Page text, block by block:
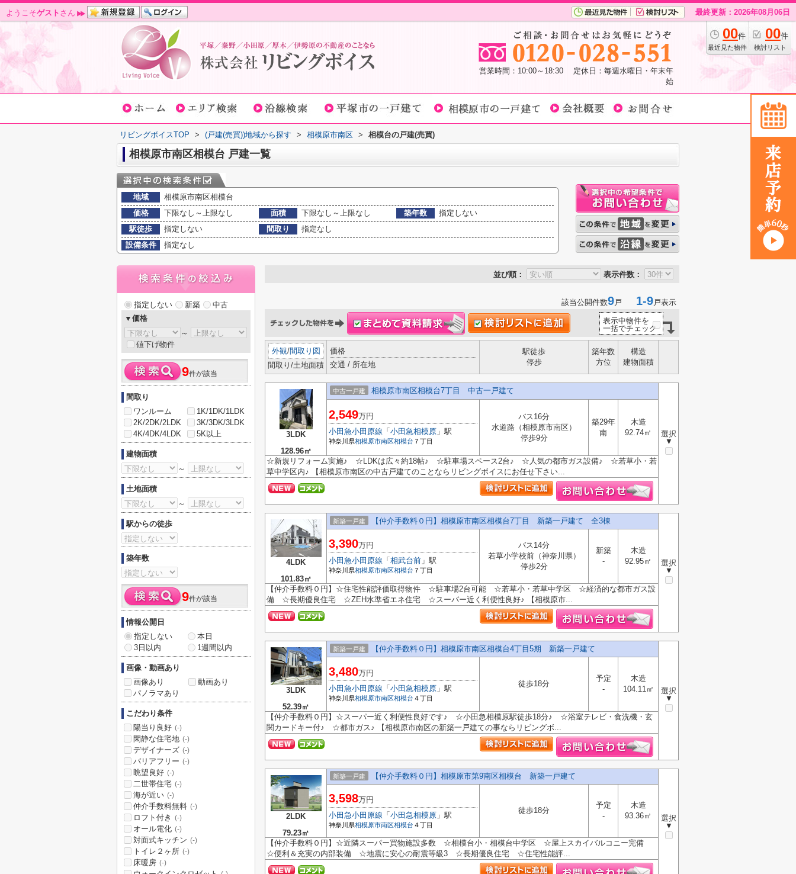
ようこそゲスト さん 最終更新：2026年08月06日
00件
最近見た物件
00件
検討リスト
営業時間：10:00～18:30 定休日：毎週水曜日・年末年
始
リビングボイスTOP > (戸建(売買))地域から探す > 相模原市南区 > 相模台の戸建(売買)
相模原市南区相模台 戸建一覧
地域
相模原市南区相模台
価格
下限なし～上限なし 面積 下限なし～上限なし 築年数
指定しない
駅徒歩
指定しない 間取り
指定なし
設備条件
指定なし
並び順： 表示件数：
該当公開件数9戸 1-9戸表示
表示中物件を
一括でチェック
外観/間取り図
間取り/土地面積
価格
交通 / 所在地
駅徒歩
停歩
築年数
方位
構造
建物面積
3LDK
128.96㎡
中古一戸建 相模原市南区相模台7丁目 中古一戸建て
選択
▼
2,549万円
小田急小田原線 「 小田急相模原 」駅
神奈川県相模原市南区相模台 ７丁目
バス16分
水道路（相模原市南区）
停歩9分
築29年
南
木造
92.74㎡
☆新規リフォーム実施♪ ☆LDKは広々約18帖♪ ☆駐車場スペース2台♪ ☆人気の都市ガス設備♪ ☆若草小・若
草中学区内♪ 【相模原市南区の中古戸建てのことならリビングボイスにお任せ下さい...
4LDK
101.83㎡
新築一戸建 【仲介手数料０円】相模原市南区相模台7丁目 新築一戸建て 全3棟
選択
▼
3,390万円
小田急小田原線 「 相武台前 」駅
神奈川県相模原市南区相模台 ７丁目
バス14分
若草小学校前（神奈川県）
停歩2分
新築
-
木造
92.95㎡
【仲介手数料０円】☆住宅性能評価取得物件 ☆駐車場2台可能 ☆若草小・若草中学区 ☆経済的な都市ガス設
備 ☆長期優良住宅 ☆ZEH水準省エネ住宅 ☆スーパー近く利便性良好♪ 【相模原市...
3LDK
52.39㎡
新築一戸建 【仲介手数料０円】相模原市南区相模台4丁目5期 新築一戸建て
選択
▼
3,480万円
小田急小田原線 「 小田急相模原 」駅
神奈川県相模原市南区相模台 ４丁目
徒歩18分
予定
-
木造
104.11㎡
【仲介手数料０円】☆スーパー近く利便性良好です♪ ☆小田急相模原駅徒歩18分♪ ☆浴室テレビ・食洗機・玄
関カードキー付♪ ☆都市ガス♪ 【相模原市南区の新築一戸建ての事ならリビングボ...
2LDK
79.23㎡
新築一戸建 【仲介手数料０円】相模原市第9南区相模台 新築一戸建て
選択
▼
3,598万円
小田急小田原線 「 小田急相模原 」駅
神奈川県相模原市南区相模台 ４丁目
徒歩18分
予定
-
木造
93.36㎡
【仲介手数料０円】☆近隣スーパー買物施設多数 ☆相模台小・相模台中学区 ☆屋上スカイバルコニー完備
☆便利＆充実の内部装備 ☆地震に安心の耐震等級3 ☆長期優良住宅 ☆住宅性能評...
指定しない 新築
中古
▼価格
～
値下げ物件
9件が該当
間取り
ワンルーム
1K/1DK/1LDK
2K/2DK/2LDK
3K/3DK/3LDK
4K/4DK/4LDK
5K以上
建物面積
～
土地面積
～
駅からの徒歩
築年数
9件が該当
情報公開日
指定しない
本日
3日以内
1週間以内
画像・動画あり
画像あり
動画あり
パノラマあり
こだわり条件
陽当り良好 (-)
閑静な住宅地 (-)
デザイナーズ (-)
バリアフリー (-)
眺望良好 (-)
二世帯住宅 (-)
海が近い (-)
仲介手数料無料 (-)
ロフト付き (-)
オール電化 (-)
対面式キッチン (-)
トイレ２ヶ所 (-)
床暖房 (-)